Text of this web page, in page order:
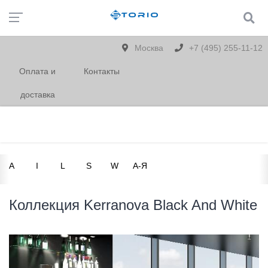
Москва +7 (495) 255-11-12
Оплата и
доставка
Контакты
A I L S W А-Я
Коллекция Kerranova Black And White